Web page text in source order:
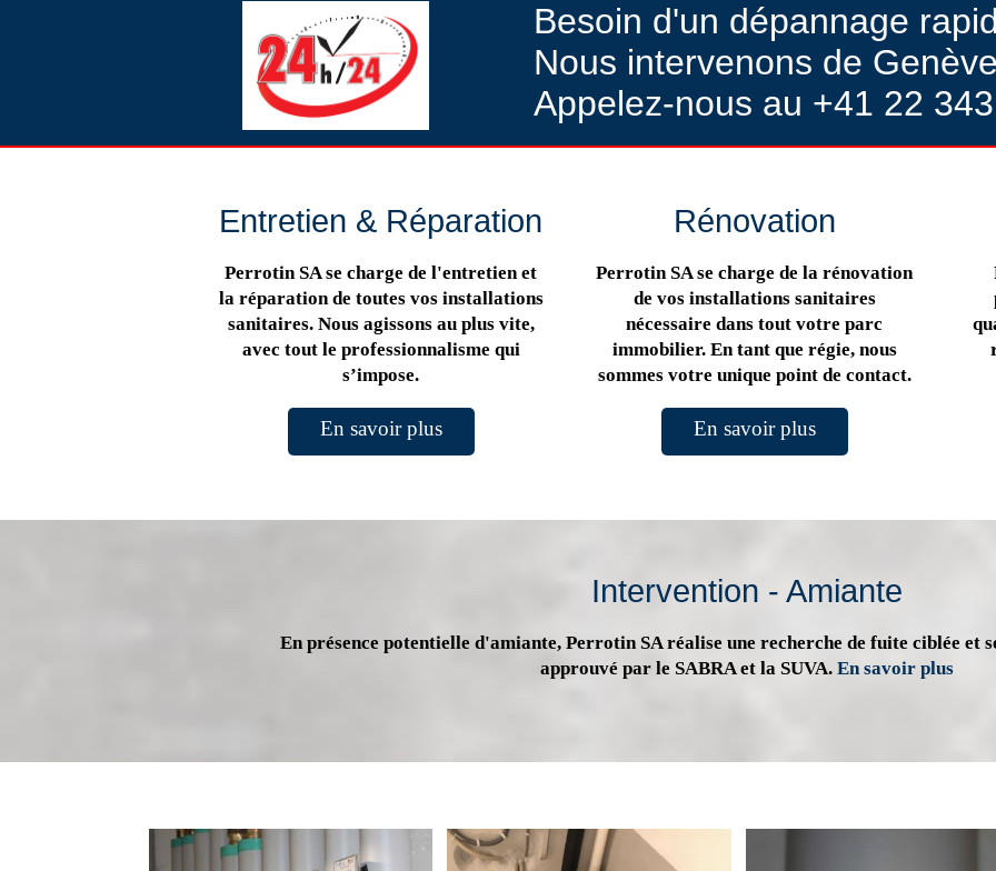
Besoin d'un dépannage
Nous intervenons de
Appelez-nous au +41 22
Entretien & Réparation
Perrotin SA se charge de l'entretien et
la réparation de toutes vos installations
sanitaires. Nous agissons au plus vite,
avec tout le professionnalisme qui
s’impose.
En savoir plus
Rénovation
Perrotin SA se charge de la rénovation
de vos installations sanitaires
nécessaire dans tout votre parc
immobilier. En tant que régie, nous
sommes votre unique point de contact.
En savoir plus
Intervention - Amiante
En présence potentielle d'amiante, Perrotin SA réalise une recherche de fuite ciblée et
approuvé par le SABRA et la SUVA. En savoir plus